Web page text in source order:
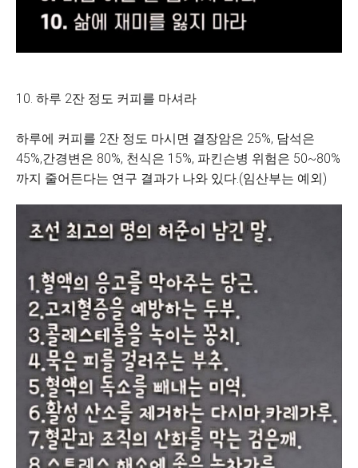
10. 하루 2잔 정도 커피를 마셔라
하루에 커피를 2잔 정도 마시면 결장암은 25%, 담석은
45%,간경변은 80%, 천식은 15%, 파킨슨병 위험은 50~80%
까지 줄어든다는 연구 결과가 나와 있다.(임산부는 예외)